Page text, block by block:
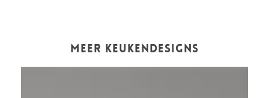
MEER KEUKENDESIGNS